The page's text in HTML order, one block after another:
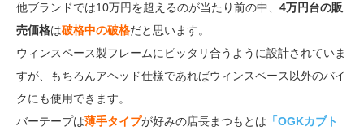
他ブランドでは10万円を超えるのが当たり前の中、 4万円台の販
売価格は破格中の破格だと思います。
ウィンスペース製フレームにピッタリ合うように設計されていま
すが、もちろんアヘッド仕様であればウィンスペース以外のバイ
クにも使用できます。
バーテープは薄手タイプが好みの店長まつもとは 「OGKカブト